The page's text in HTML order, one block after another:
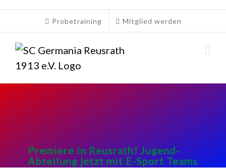
Zum
Probetraining Mitglied werden
Premiere in Reusrath! Jugend-
Abteilung jetzt mit E-Sport Teams